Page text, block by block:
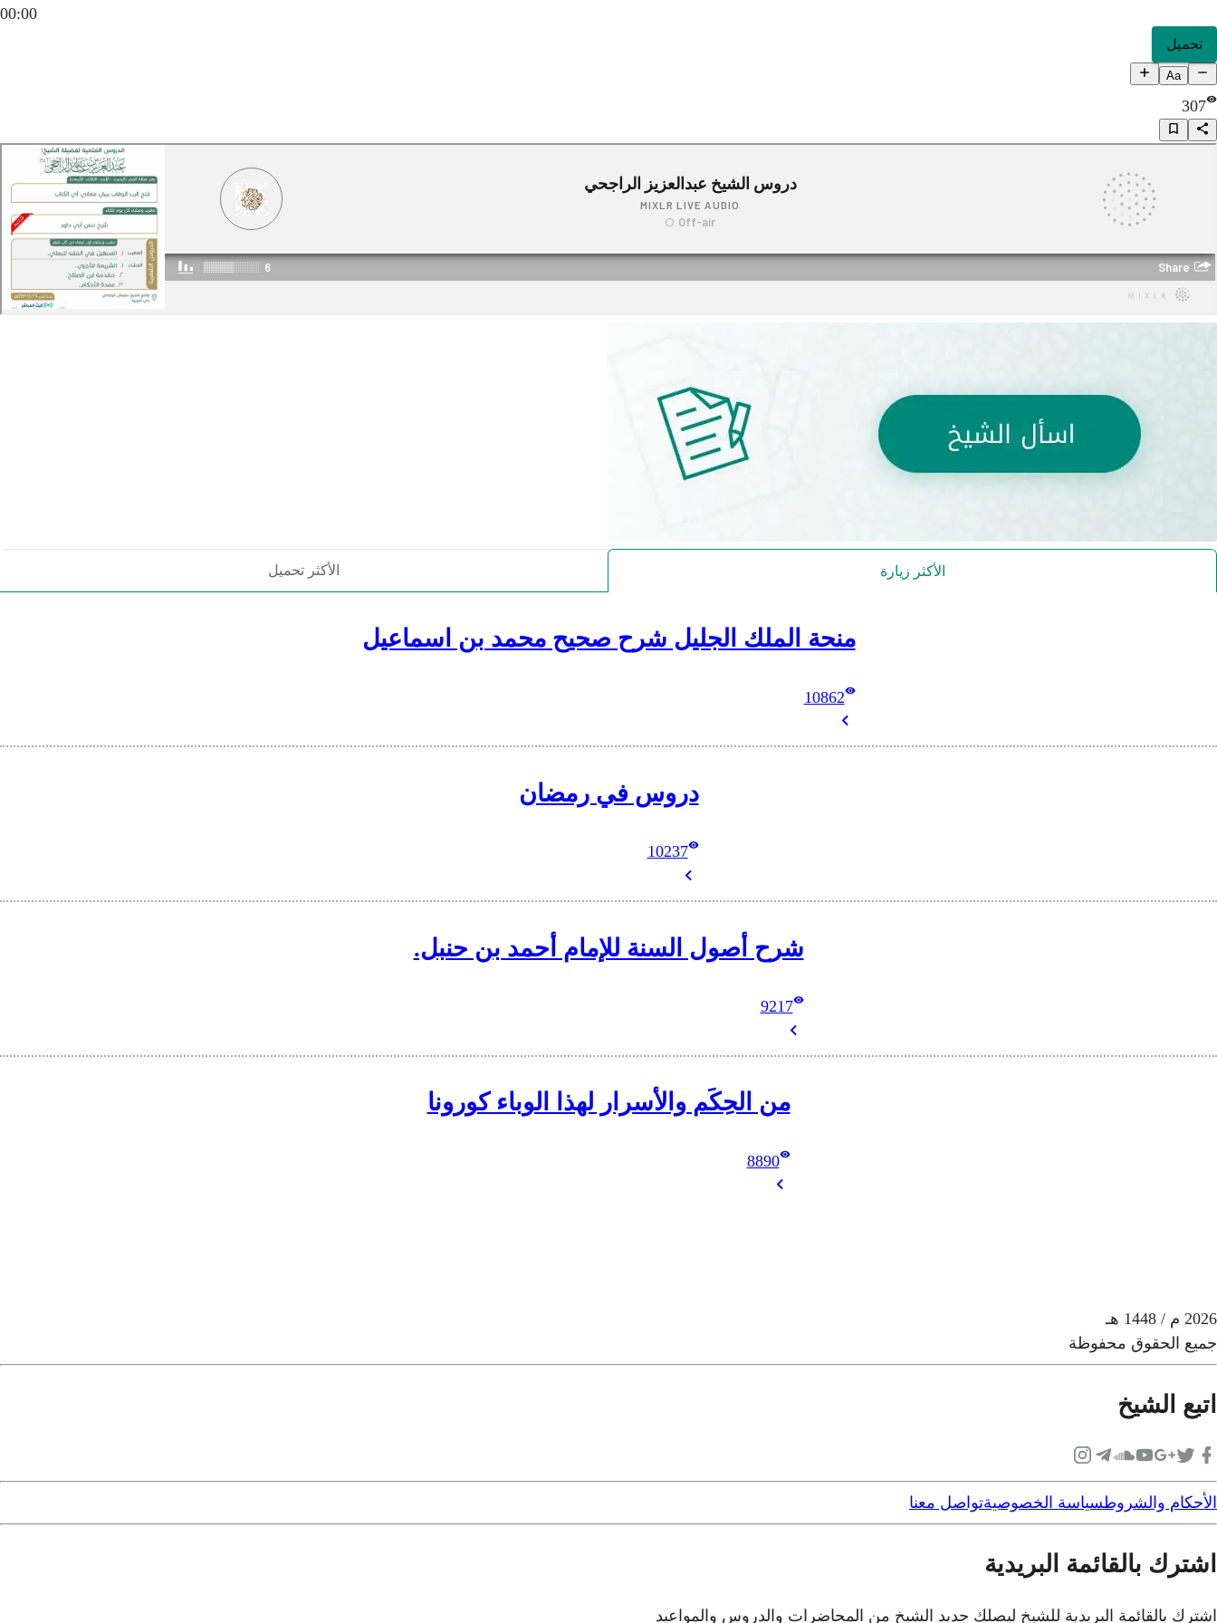
00:00
تحميل
Aa
307
الأكثر زيارة الأكثر تحميل
منحة الملك الجليل شرح صحيح محمد بن اسماعيل
10862
دروس في رمضان
10237
شرح أصول السنة للإمام أحمد بن حنبل.
9217
من الحِكَم والأسرار لهذا الوباء كورونا
8890
2026 م / 1448 هـ
جميع الحقوق محفوظة
اتبع الشيخ
الأحكام والشروطسياسة الخصوصيةتواصل معنا
اشترك بالقائمة البريدية
اشترك بالقائمة البريدية للشيخ ليصلك جديد الشيخ من المحاضرات والدروس والمواعيد